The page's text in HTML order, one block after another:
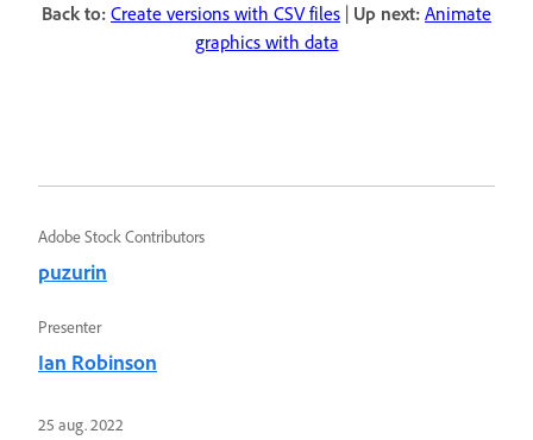
Back to: Create versions with CSV files | Up next: Animate
graphics with data
Adobe Stock Contributors
puzurin
Presenter
Ian Robinson
25 aug. 2022